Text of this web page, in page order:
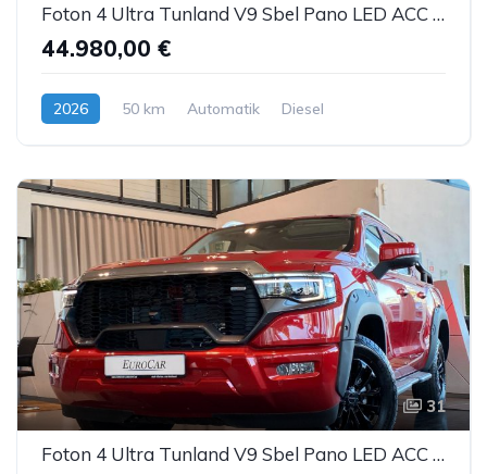
Foton 4 Ultra Tunland V9 Sbel Pano LED ACC AHK 360°
44.980,00 €
2026 50 km Automatik Diesel
31
Foton 4 Ultra Tunland V9 Sbel Pano LED ACC AHK 360°